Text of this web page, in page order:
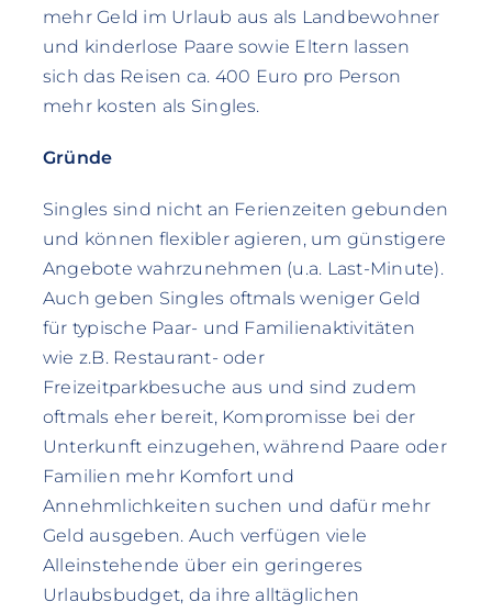
mehr Geld im Urlaub aus als Landbewohner
und kinderlose Paare sowie Eltern lassen
sich das Reisen ca. 400 Euro pro Person
mehr kosten als Singles.
Gründe
Singles sind nicht an Ferienzeiten gebunden
und können flexibler agieren, um günstigere
Angebote wahrzunehmen (u.a. Last-Minute).
Auch geben Singles oftmals weniger Geld
für typische Paar- und Familienaktivitäten
wie z.B. Restaurant- oder
Freizeitparkbesuche aus und sind zudem
oftmals eher bereit, Kompromisse bei der
Unterkunft einzugehen, während Paare oder
Familien mehr Komfort und
Annehmlichkeiten suchen und dafür mehr
Geld ausgeben. Auch verfügen viele
Alleinstehende über ein geringeres
Urlaubsbudget, da ihre alltäglichen